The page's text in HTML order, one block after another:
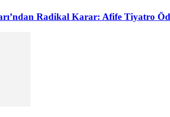
Radikal Karar: Afife Tiyatro